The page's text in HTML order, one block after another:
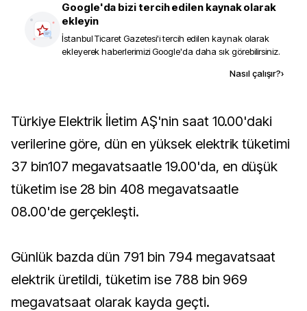
Google'da bizi tercih edilen kaynak olarak
ekleyin
İstanbul Ticaret Gazetesi'i tercih edilen kaynak olarak
ekleyerek haberlerimizi Google'da daha sık görebilirsiniz.
Nasıl çalışır?›
Türkiye Elektrik İletim AŞ'nin saat 10.00'daki
verilerine göre, dün en yüksek elektrik tüketimi
37 bin107 megavatsaatle 19.00'da, en düşük
tüketim ise 28 bin 408 megavatsaatle
08.00'de gerçekleşti.
Günlük bazda dün 791 bin 794 megavatsaat
elektrik üretildi, tüketim ise 788 bin 969
megavatsaat olarak kayda geçti.